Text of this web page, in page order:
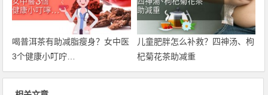
喝普洱茶有助减脂瘦身？女中医
3个健康小叮咛…
儿童肥胖怎么补救？四神汤、枸
杞菊花茶助减重